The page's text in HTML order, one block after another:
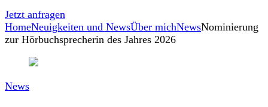
Jetzt anfragen
HomeNeuigkeiten und NewsÜber michNewsNominierung
zur Hörbuchsprecherin des Jahres 2026
News